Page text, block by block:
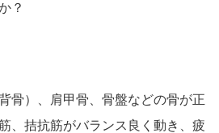
？
骨）、肩甲骨、骨盤などの骨が正
、拮抗筋がバランス良く動き、疲